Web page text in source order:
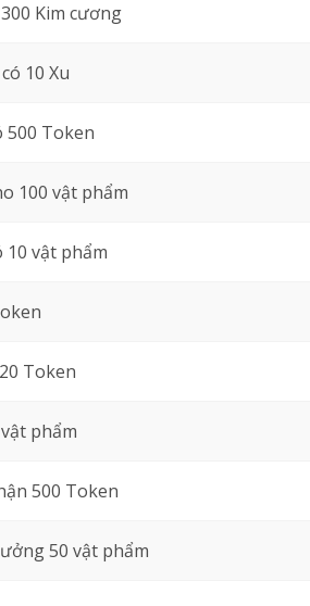
Kim cương
10 Xu
500 Token
100 vật phẩm
10 vật phẩm
Token
phẩm
500 Token
50 vật phẩm